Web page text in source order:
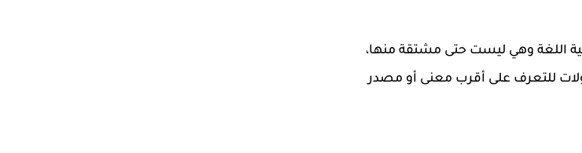
اللغة وهي ليست حتى مشتقة منها،
للتعرف على أقرب معنى أو مصدر